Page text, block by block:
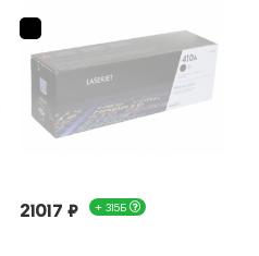
21017 ₽ + 315Б